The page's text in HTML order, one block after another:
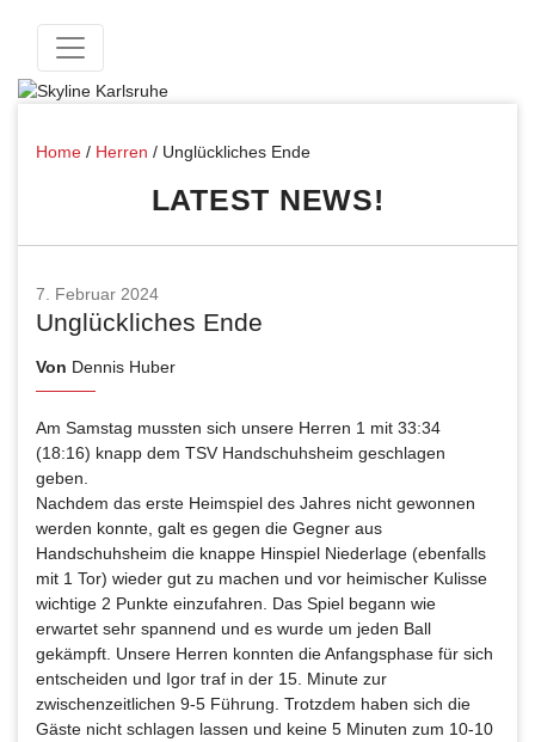
Home / Herren / Unglückliches Ende
LATEST NEWS!
7. Februar 2024
Unglückliches Ende
Von Dennis Huber
Am Samstag mussten sich unsere Herren 1 mit 33:34
(18:16) knapp dem TSV Handschuhsheim geschlagen
geben.
Nachdem das erste Heimspiel des Jahres nicht gewonnen
werden konnte, galt es gegen die Gegner aus
Handschuhsheim die knappe Hinspiel Niederlage (ebenfalls
mit 1 Tor) wieder gut zu machen und vor heimischer Kulisse
wichtige 2 Punkte einzufahren. Das Spiel begann wie
erwartet sehr spannend und es wurde um jeden Ball
gekämpft. Unsere Herren konnten die Anfangsphase für sich
entscheiden und Igor traf in der 15. Minute zur
zwischenzeitlichen 9-5 Führung. Trotzdem haben sich die
Gäste nicht schlagen lassen und keine 5 Minuten zum 10-10